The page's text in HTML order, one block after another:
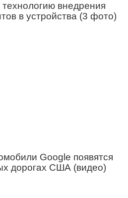
технологию внедрения
в устройства (3 фото)
Google появятся
дорогах США (видео)